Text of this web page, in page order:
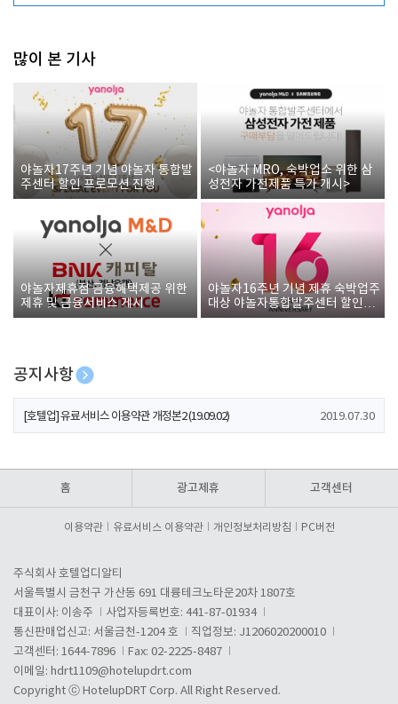
많이 본 기사
야놀자17주년 기념 야놀자 통합발
주센터 할인 프로모션 진행
<야놀자 MRO, 숙박업소 위한 삼
성전자 가전제품 특가 개시>
야놀자제휴점 금융혜택제공 위한
제휴 및 금융서비스 게시
야놀자16주년 기념 제휴 숙박업주
대상 야놀자통합발주센터 할인쿠
폰 증정
공지사항
[호텔업] 개인정보 처리방침 개정본1 (19.09.02)
[호텔업] 유료서비스 이용약관 개정본2 (19.09.02) 2019.07.30
홈 광고제휴 고객센터
이용약관 유료서비스 이용약관 개인정보처리방침 PC버전
주식회사 호텔업디알티
서울특별시 금천구 가산동 691 대륭테크노타운20차 1807호
대표이사: 이송주
사업자등록번호: 441-87-01934
통신판매업신고: 서울금천-1204 호
직업정보: J1206020200010
고객센터: 1644-7896
Fax: 02-2225-8487
이메일: hdrt1109@hotelupdrt.com
Copyright ⓒ HotelupDRT Corp. All Right Reserved.